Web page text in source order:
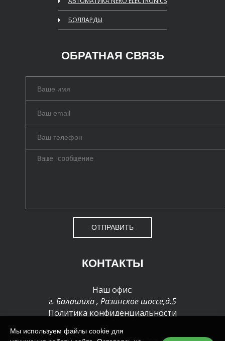
БОЛЛАРДЫ
ОБРАТНАЯ СВЯЗЬ
ОТПРАВИТЬ
КОНТАКТЫ
Наш офис:
г. Балашиха, Разинское шоссе,д.5
Политика конфиденциальности
Мы используем файлы cookie для